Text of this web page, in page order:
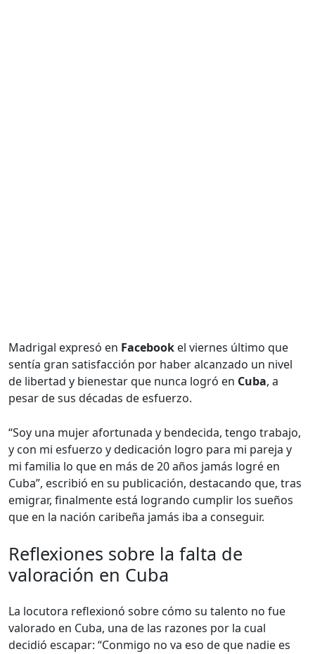
Madrigal expresó en Facebook el viernes último que
sentía gran satisfacción por haber alcanzado un nivel
de libertad y bienestar que nunca logró en Cuba, a
pesar de sus décadas de esfuerzo.
“Soy una mujer afortunada y bendecida, tengo trabajo,
y con mi esfuerzo y dedicación logro para mi pareja y
mi familia lo que en más de 20 años jamás logré en
Cuba”, escribió en su publicación, destacando que, tras
emigrar, finalmente está logrando cumplir los sueños
que en la nación caribeña jamás iba a conseguir.
Reflexiones sobre la falta de
valoración en Cuba
La locutora reflexionó sobre cómo su talento no fue
valorado en Cuba, una de las razones por la cual
decidió escapar: “Conmigo no va eso de que nadie es